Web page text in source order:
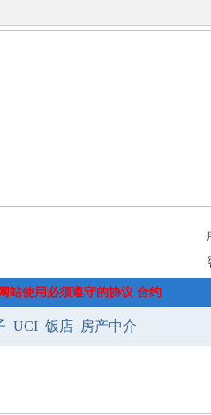
网站使用必须遵守的协议 合约
UCI 饭店 房产中介